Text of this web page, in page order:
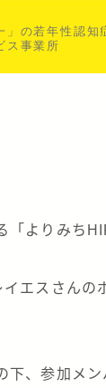
」の若年性認知
ス事業所
「よりみち
エスさんの
、参加メ